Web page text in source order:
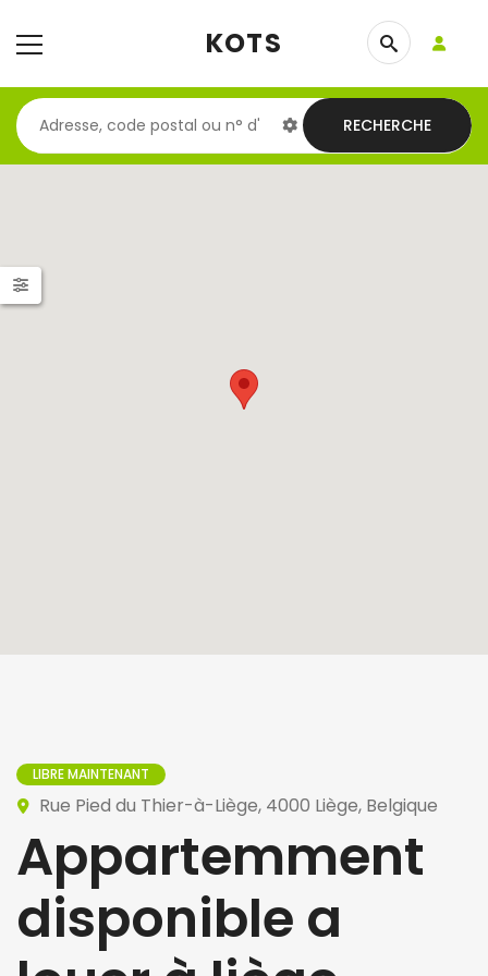
KOTS
RECHERCHE
LIBRE MAINTENANT
Rue Pied du Thier-à-Liège, 4000 Liège, Belgique
Appartemment
disponible a